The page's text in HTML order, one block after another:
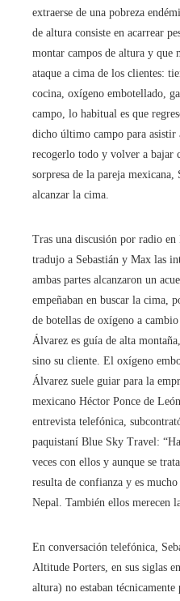
extraerse de una pobreza
de altura consiste en acarrear
montar campos de altura y que
ataque a cima de los clientes:
cocina, oxígeno embotellado,
campo, lo habitual es que
dicho último campo para asistir
recogerlo todo y volver a bajar
sorpresa de la pareja
alcanzar la cima.
Tras una discusión por radio
tradujo a Sebastián y Max las
ambas partes alcanzaron un
empeñaban en buscar la cima,
de botellas de oxígeno a
Álvarez es guía de alta
sino su cliente. El oxígeno
Álvarez suele guiar para la
mexicano Héctor Ponce de
entrevista telefónica,
paquistaní Blue Sky Travel:
veces con ellos y aunque se
resulta de confianza y es
Nepal. También ellos merecen
En conversación telefónica,
Altitude Porters, en sus siglas
altura) no estaban